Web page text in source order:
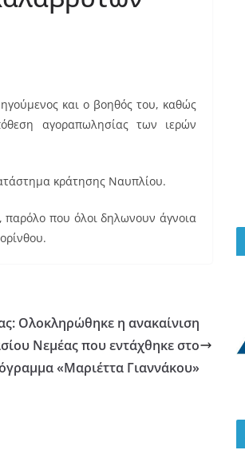
και ο βοηθός του, καθώς
αγοραπωλησίας των ιερών
κράτησης Ναυπλίου.
παρόλο που όλοι δηλωνουν άγνοια
Ολοκληρώθηκε η ανακαίνιση
Νεμέας που εντάχθηκε στο
«Μαριέττα Γιαννάκου»